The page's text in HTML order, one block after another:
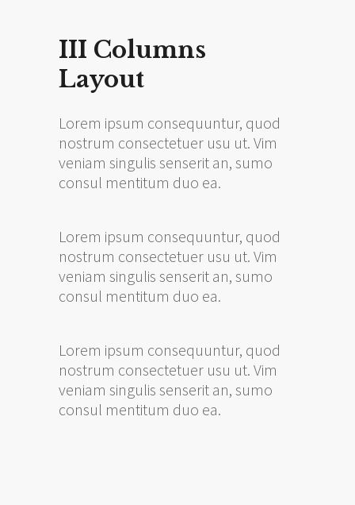
III Columns
Layout
Lorem ipsum consequuntur, quod
nostrum consectetuer usu ut. Vim
veniam singulis senserit an, sumo
consul mentitum duo ea.
Lorem ipsum consequuntur, quod
nostrum consectetuer usu ut. Vim
veniam singulis senserit an, sumo
consul mentitum duo ea.
Lorem ipsum consequuntur, quod
nostrum consectetuer usu ut. Vim
veniam singulis senserit an, sumo
consul mentitum duo ea.